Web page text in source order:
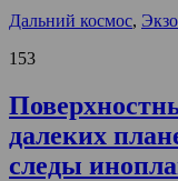
Дальний космос,
153
далеких
следы